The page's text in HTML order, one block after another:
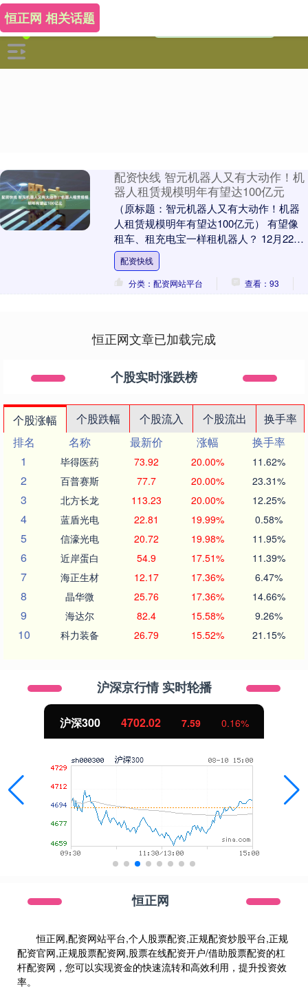
恒正网 相关话题
配资快线 智元机器人又有大动作！机
器人租赁规模明年有望达100亿元
（原标题：智元机器人又有大动作！机器
人租赁规模明年有望达100亿元） 有望像
租车、租充电宝一样租机器人？ 12月22
日，全国机器人租赁生态峰会暨“擎天租”平
台发....
配资快线
分类：配资网站平台
查看：93
恒正网文章已加载完成
个股实时涨跌榜
个股涨幅 个股跌幅 个股流入 个股流出
换手率
排名
名称 最新价 涨幅
换手率
1
毕得医药 73.92 20.00% 11.62%
2 百普赛斯 77.7 20.00% 23.31%
3 北方长龙 113.23 20.00% 12.25%
4 蓝盾光电 22.81 19.99% 0.58%
5 信濠光电 20.72 19.98% 11.95%
6 近岸蛋白 54.9 17.51% 11.39%
7 海正生材 12.17 17.36% 6.47%
8 晶华微 25.76 17.36% 14.66%
9 海达尔 82.4 15.58% 9.26%
10 科力装备 26.79 15.52% 21.15%
沪深京行情 实时轮播
沪深300 4702.02 7.59 0.16%
恒正网
恒正网,配资网站平台,个人股票配资,正规配资炒股平台,正规
配资官网,正规股票配资网,股票在线配资开户/借助股票配资的杠
杆配资网，您可以实现资金的快速流转和高效利用，提升投资效
率。